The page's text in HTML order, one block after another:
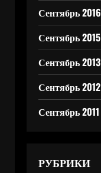
Сентябрь 2016
Сентябрь 2015
Сентябрь 2013
Сентябрь 2012
Сентябрь 2011
РУБРИКИ